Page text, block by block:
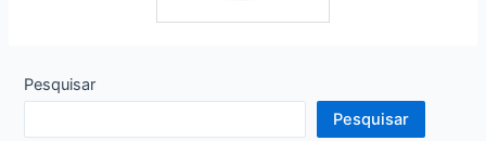
Pesquisar
Pesquisar